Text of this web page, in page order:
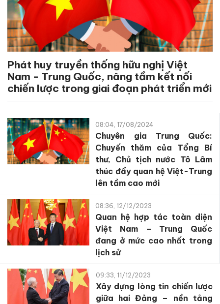
Phát huy truyền thống hữu nghị Việt
Nam - Trung Quốc, nâng tầm kết nối
chiến lược trong giai đoạn phát triển mới
08:04, 17/08/2024
Chuyên gia Trung Quốc:
Chuyến thăm của Tổng Bí
thư, Chủ tịch nước Tô Lâm
thúc đẩy quan hệ Việt-Trung
lên tầm cao mới
08:36, 12/12/2023
Quan hệ hợp tác toàn diện
Việt Nam – Trung Quốc
đang ở mức cao nhất trong
lịch sử
09:33, 11/12/2023
Xây dựng lòng tin chiến lược
giữa hai Đảng – nền tảng